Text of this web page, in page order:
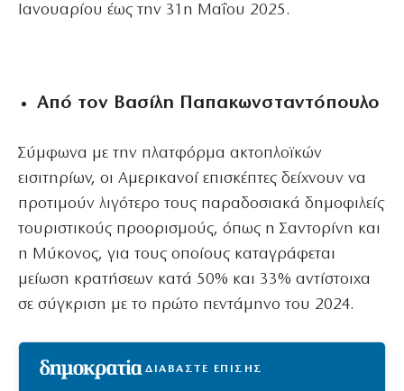
Ιανουαρίου έως την 31η Μαΐου 2025.
Από τον Βασίλη Παπακωνσταντόπουλο
Σύμφωνα με την πλατφόρμα ακτοπλοϊκών
εισιτηρίων, οι Αμερικανοί επισκέπτες δείχνουν να
προτιμούν λιγότερο τους παραδοσιακά δημοφιλείς
τουριστικούς προορισμούς, όπως η Σαντορίνη και
η Μύκονος, για τους οποίους καταγράφεται
μείωση κρατήσεων κατά 50% και 33% αντίστοιχα
σε σύγκριση με το πρώτο πεντάμηνο του 2024.
ΔΙΑΒΑΣΤΕ ΕΠΙΣΗΣ